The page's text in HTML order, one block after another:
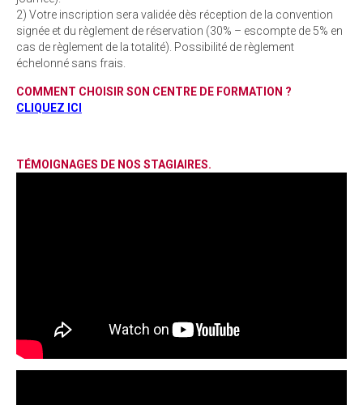
2) Votre inscription sera validée dès réception de la convention
signée et du règlement de réservation (30% – escompte de 5% en
cas de règlement de la totalité). Possibilité de règlement
échelonné sans frais.
COMMENT CHOISIR SON CENTRE DE FORMATION ?
CLIQUEZ ICI
TÉMOIGNAGES DE NOS STAGIAIRES.